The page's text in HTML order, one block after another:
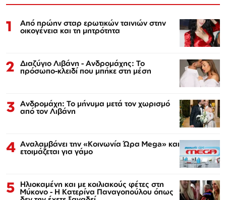
1 Από πρώην σταρ ερωτικών ταινιών στην
οικογένεια και τη μητρότητα
2 Διαζύγιο Λιβάνη - Ανδρομάχης: Το
πρόσωπο-κλειδί που μπήκε στη μέση
3 Ανδρομάχη: Το μήνυμα μετά τον χωρισμό
από τον Λιβάνη
4 Αναλαμβάνει την «Κοινωνία Ώρα Mega» και
ετοιμάζεται για γάμο
5 Ηλιοκαμένη και με κοιλιακούς φέτες στη
Μύκονο - Η Κατερίνα Παναγοπούλου όπως